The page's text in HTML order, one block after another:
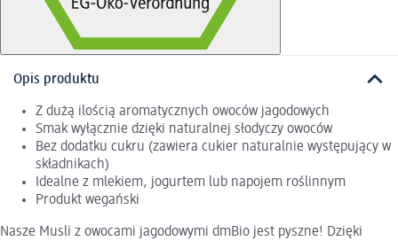
Opis produktu
Z dużą ilością aromatycznych owoców jagodowych
Smak wyłącznie dzięki naturalnej słodyczy owoców
Bez dodatku cukru (zawiera cukier naturalnie występujący w
składnikach)
Idealne z mlekiem, jogurtem lub napojem roślinnym
Produkt wegański
Nasze Musli z owocami jagodowymi dmBio jest pyszne! Dzięki